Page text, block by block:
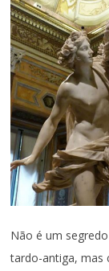
Não é um
tardo-antiga, mas